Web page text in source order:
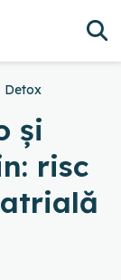
Detox
și
risc